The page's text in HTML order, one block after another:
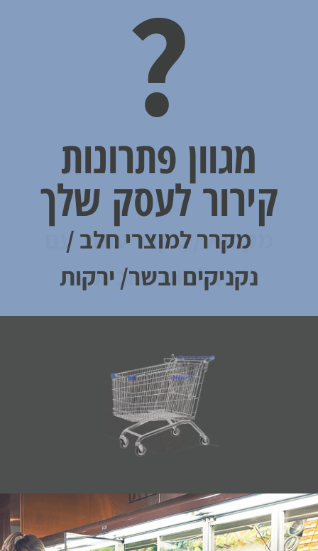
?
מגוון פתרונות
קירור לעסק שלך
מקפיא / מקרר עומד עם
דלתות זכוכית
?
מגוון פתרונות
קירור לעסק שלך
מקפיא / מקרר עומד עם
דלתות זכוכית
?
מגוון פתרונות
קירור לעסק שלך
מקרר למוצרי חלב /
נקניקים ובשר/ ירקות